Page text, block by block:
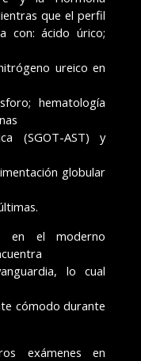
que el perfil
con: ácido úrico;
ureico en
hematología
(SGOT-AST) y
globular
en el moderno
lo cual
cómodo durante
exámenes en